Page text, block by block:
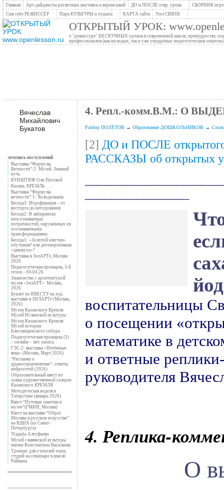
Главная Арт-дайджесты различных выставок и вернисажей ДО и ПОСЛЕ откр. урока
СБОРНИК
Сам себе РЕЖИССЁР
Парк КУЛЬТУРЫ и отдыха КАРТА сайта Узел СВЯЗИ
ОТКРЫТЫЙ УРОК:
о "режиссуре" НЕСКУЧНЫХ уроков в современной школе, премудростях
профессионалов (как молодых, так и уже умудрёных педагогическим опытом)
Вячеслав
Михайлович
Букатов
летопись поступлений
Выставка “Формулы
Вечности”:2: Музей. Зимний
путь
КУНШТЮК Оли Пеговой
Казань. КРЕМЛЬ
Выставка “Формулы
вечности”:1: Холодильник
Беседа3: Игрофикация – от
восторга до негодования
Беседа2: В лабиринтах
неосознаваемых
потребностей, окружённых их
осознаваемыми
трансформациями
Беседа1: «Золотой ключик»
обучения? или дегенеративная
«движуха»?
Выставка в ЗилАРТе, Москва
2026
Педагогическая прожарка, 3-й
сезон – 04.04.26
Знакомство с архитектурой
музея «ЗилАРТ». Москва,
2026
Буклет по КВЕСТУ на худ.
выставке в ЗИЛАРТе (Москва,
2026)
Музеи Казанского Кремля:
Музей Исламской культуры
Музеи Казанского Кремля:
Музей истории
Благовещенского собора
Педагогическая прожарка (3)
– онлайн – лит. запись
ГЭС-2: выставка «Нетёмные
века» (Москва, Март 2026)
“Расскажи о
драмогерменевтике”: ответы
нейросетей (2026)
Образовательный квест по
залам художественной галереи
Казанского КРЕМЛЯ
Методическая неделя в
Татарстане (январь 2026)
Квест “Путевые заметки в
музее”(ГМИИ, Москва)
Квест на выставке “Образ
Москвы в русском искусстве”
на ВДНХ (из Санкт-
Петербурга)
Усадьба Алтуфьево
Музей славянской культуры
имени Константина Васильева
Тренинг для учителей театр.
студий на семинаре в школе
Райкина
4. Репл.-комм.В.М.: О
Разбор ПОЛЁТОВ→ Образование ДОШКОЛЬНИКОВ →
[2] ДО и ПОСЛЕ
РАССКАЗЫ об открытых
воспитательницы
о посещении «
математике в
и ответные
руководителя
4. Реплика-
О